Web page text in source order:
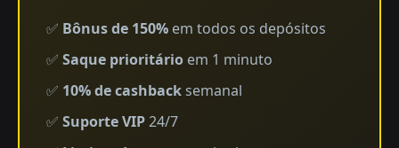
✅ Bônus de 150% em todos os depósitos
✅ Saque prioritário em 1 minuto
✅ 10% de cashbacksemanal
✅ Suporte VIP24/7